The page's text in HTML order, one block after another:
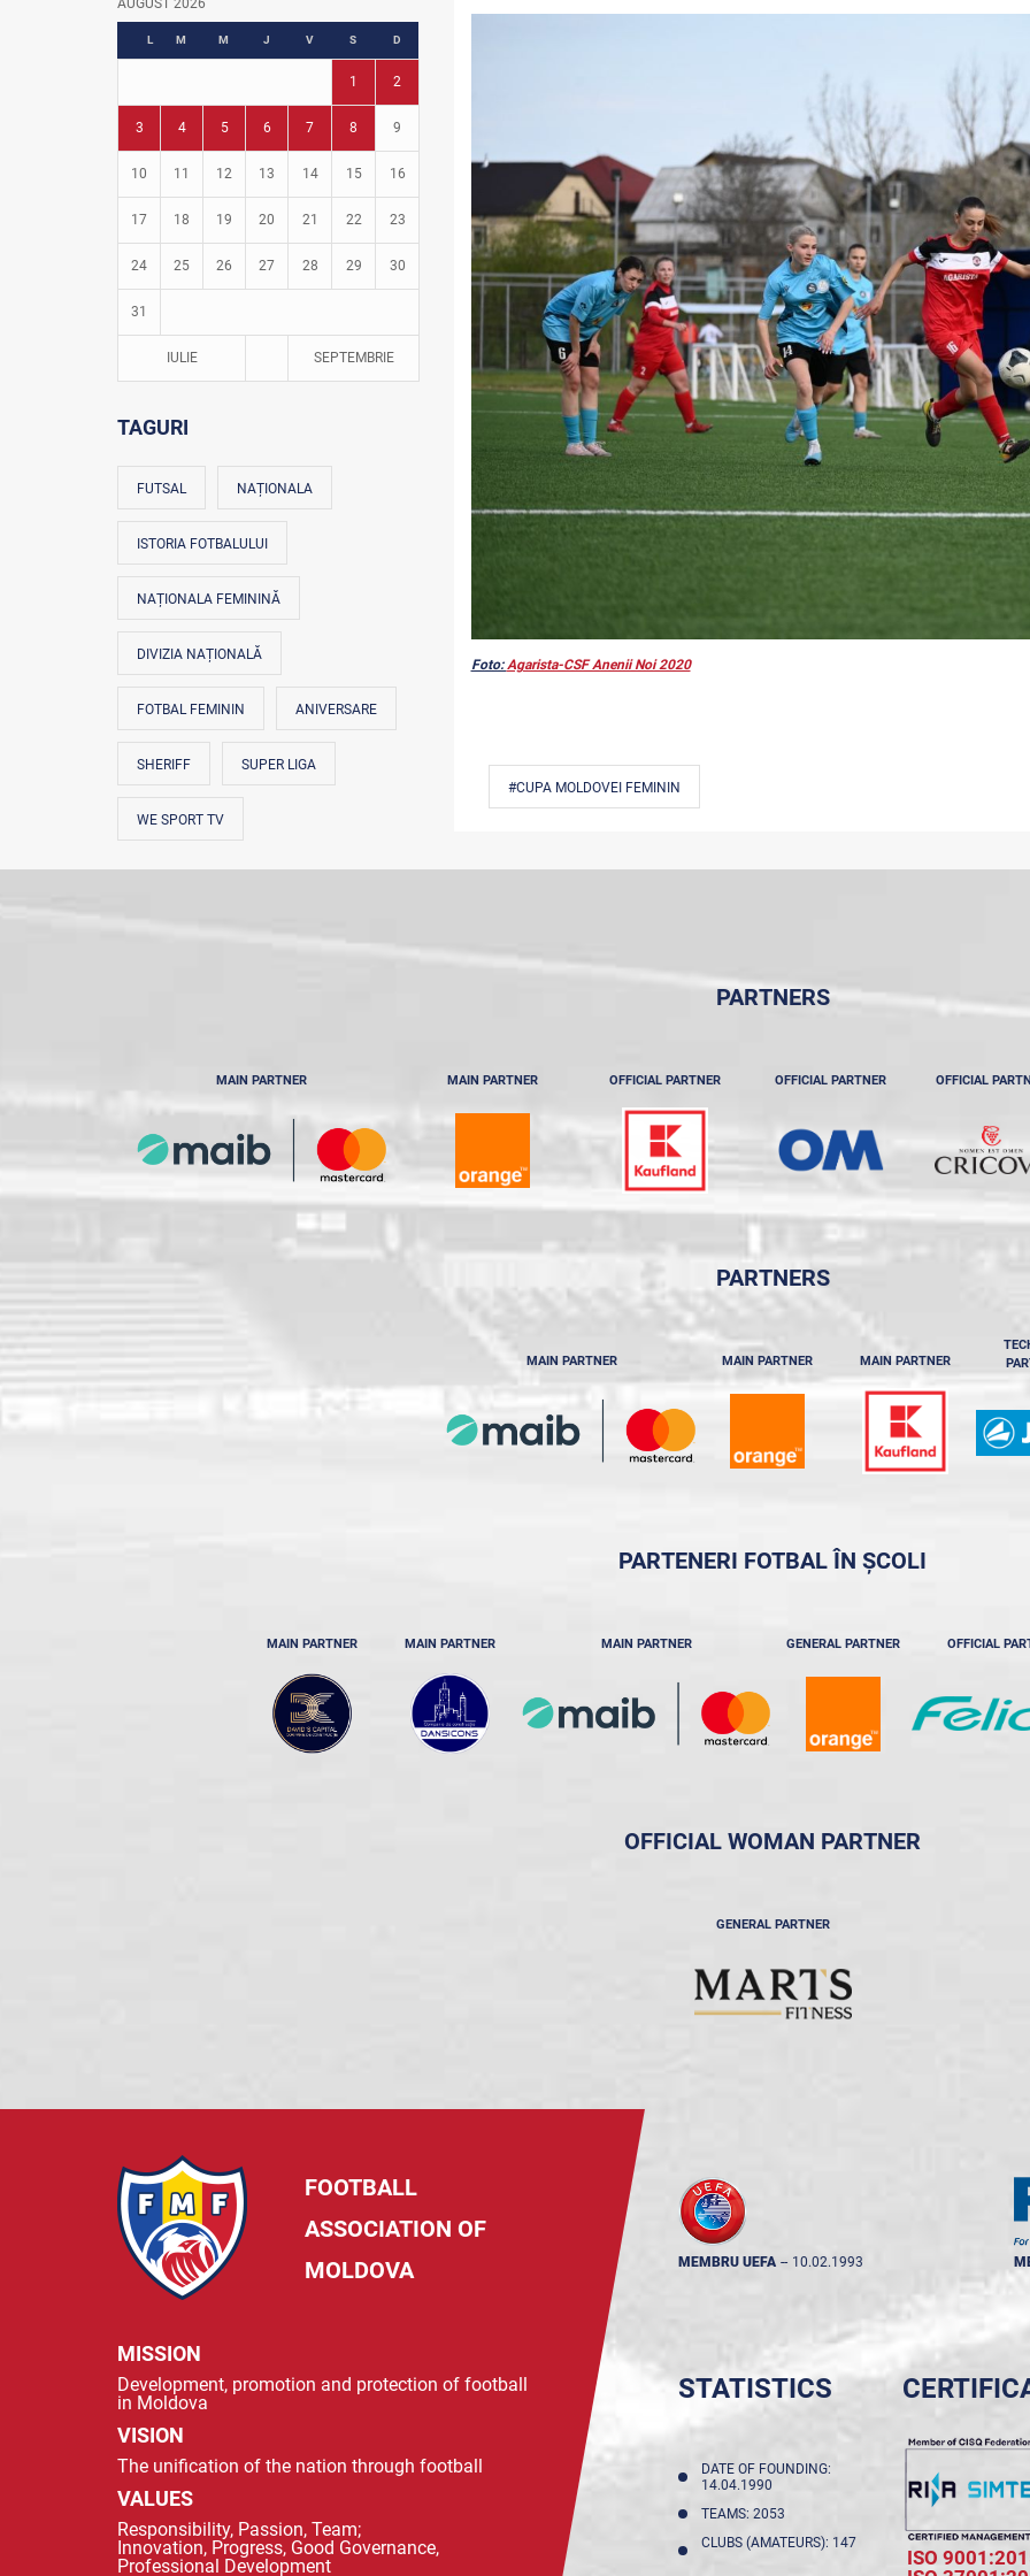
Fotbal în grădinițe
AUGUST 2026
L M M J V S D
1 2
3 4 5 6 7 8 9
10 11 12 13 14 15 16
17 18 19 20 21 22 23
24 25 26 27 28 29 30
31
IULIE SEPTEMBRIE
TAGURI
FUTSAL NAȚIONALA
ISTORIA FOTBALULUI
NAȚIONALA FEMININĂ
DIVIZIA NAȚIONALĂ
FOTBAL FEMININ ANIVERSARE
SHERIFF SUPER LIGA
WE SPORT TV
Foto: Agarista-CSF Anenii Noi 2020
#CUPA MOLDOVEI FEMININ
PARTNERS
MAIN PARTNER MAIN PARTNER OFFICIAL PARTNER OFFICIAL PARTNER OFFICIAL
PARTNERS
MAIN PARTNER MAIN PARTNER MAIN PARTNER
PARTENERI FOTBAL ÎN ȘCOLI
MAIN PARTNER MAIN PARTNER MAIN PARTNER GENERAL PARTNER OFFICIAL
OFFICIAL WOMAN PARTNER
GENERAL PARTNER
FOOTBALL
ASSOCIATION OF
MOLDOVA
MISSION
Development, promotion and protection of football
in Moldova
VISION
The unification of the nation through football
VALUES
Responsibility, Passion, Team;
Innovation, Progress, Good Governance,
Professional Development
MEMBRU UEFA -- 10.02.1993
STATISTICS
DATE OF FOUNDING:
14.04.1990
TEAMS: 2053
CLUBS (AMATEURS): 147
ISO